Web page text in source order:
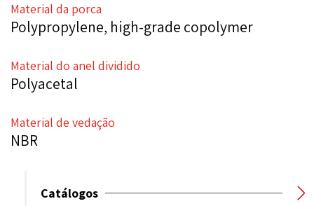
Material da porca
Polypropylene, high-grade copolymer
Material do anel dividido
Polyacetal
Material de vedação
NBR
Catálogos